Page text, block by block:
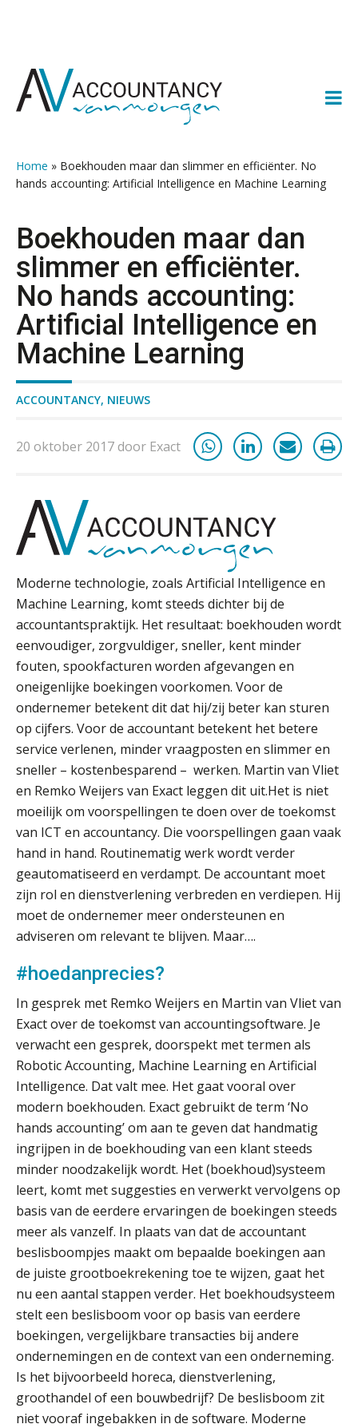
naar
naar
naar
naar
Home » Boekhouden maar dan slimmer en efficiënter. No
hands accounting: Artificial Intelligence en Machine Learning
Boekhouden maar dan
slimmer en efficiënter.
No hands accounting:
Artificial Intelligence en
Machine Learning
ACCOUNTANCY, NIEUWS
20 oktober 2017 door Exact
Moderne technologie, zoals Artificial Intelligence en
Machine Learning, komt steeds dichter bij de
accountantspraktijk. Het resultaat: boekhouden wordt
eenvoudiger, zorgvuldiger, sneller, kent minder
fouten, spookfacturen worden afgevangen en
oneigenlijke boekingen voorkomen. Voor de
ondernemer betekent dit dat hij/zij beter kan sturen
op cijfers. Voor de accountant betekent het betere
service verlenen, minder vraagposten en slimmer en
sneller – kostenbesparend – werken. Martin van Vliet
en Remko Weijers van Exact leggen dit uit.Het is niet
moeilijk om voorspellingen te doen over de toekomst
van ICT en accountancy. Die voorspellingen gaan vaak
hand in hand. Routinematig werk wordt verder
geautomatiseerd en verdampt. De accountant moet
zijn rol en dienstverlening verbreden en verdiepen. Hij
moet de ondernemer meer ondersteunen en
adviseren om relevant te blijven. Maar….
#hoedanprecies?
In gesprek met Remko Weijers en Martin van Vliet van
Exact over de toekomst van accountingsoftware. Je
verwacht een gesprek, doorspekt met termen als
Robotic Accounting, Machine Learning en Artificial
Intelligence. Dat valt mee. Het gaat vooral over
modern boekhouden. Exact gebruikt de term ‘No
hands accounting’ om aan te geven dat handmatig
ingrijpen in de boekhouding van een klant steeds
minder noodzakelijk wordt. Het (boekhoud)systeem
leert, komt met suggesties en verwerkt vervolgens op
basis van de eerdere ervaringen de boekingen steeds
meer als vanzelf. In plaats van dat de accountant
beslisboompjes maakt om bepaalde boekingen aan
de juiste grootboekrekening toe te wijzen, gaat het
nu een aantal stappen verder. Het boekhoudsysteem
stelt een beslisboom voor op basis van eerdere
boekingen, vergelijkbare transacties bij andere
ondernemingen en de context van een onderneming.
Is het bijvoorbeeld horeca, dienstverlening,
groothandel of een bouwbedrijf? De beslisboom zit
niet vooraf ingebakken in de software. Moderne